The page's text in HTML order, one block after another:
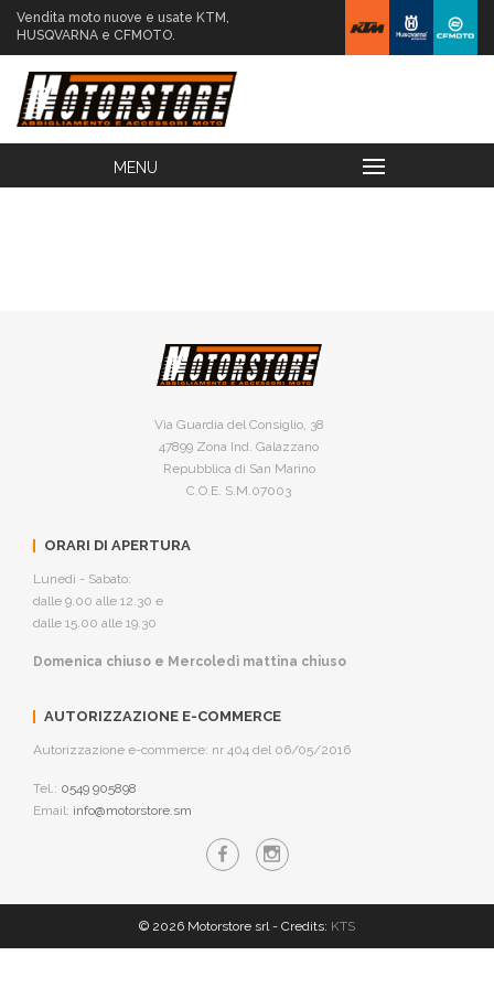
Vendita moto nuove e usate KTM,
HUSQVARNA e CFMOTO.
Via Guardia del Consiglio, 38
47899 Zona Ind. Galazzano
Repubblica di San Marino
C.O.E. S.M.07003
ORARI DI APERTURA
Lunedì - Sabato:
dalle 9.00 alle 12.30 e
dalle 15.00 alle 19.30
Domenica chiuso e Mercoledì mattina chiuso
AUTORIZZAZIONE E-COMMERCE
Autorizzazione e-commerce: nr 404 del 06/05/2016
Tel.: 0549 905898
Email: info@motorstore.sm
© 2026 Motorstore srl - Credits: KTS